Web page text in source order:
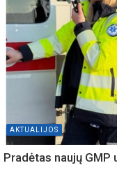
AKTUALIJOS
Pradėtas naujų